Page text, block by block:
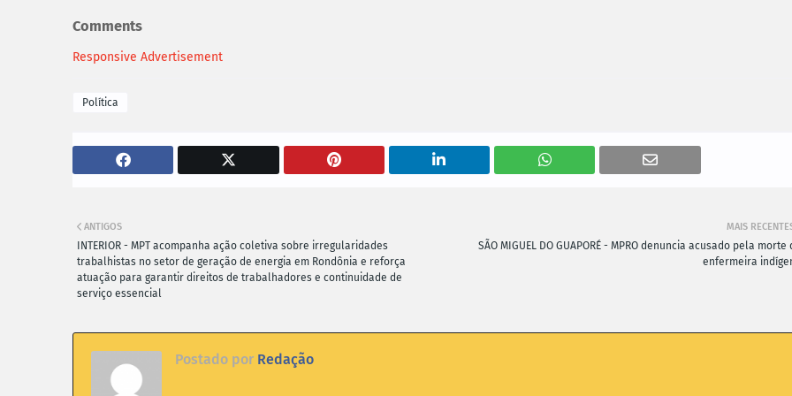
Comments
Responsive Advertisement
Política
MAIS
SÃO MIGUEL DO GUAPORÉ - MPRO denuncia acusado pela morte
enfermeira
ANTIGOS
INTERIOR - MPT acompanha ação coletiva sobre irregularidades
trabalhistas no setor de geração de energia em Rondônia e reforça
atuação para garantir direitos de trabalhadores e continuidade de
serviço essencial
Postado por Redação